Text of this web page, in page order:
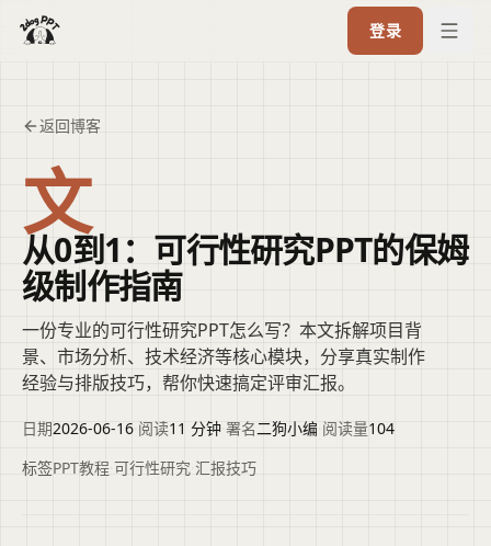
登录
返回博客
文
从0到1：可行性研究PPT的保姆
级制作指南
一份专业的可行性研究PPT怎么写？本文拆解项目背
景、市场分析、技术经济等核心模块，分享真实制作
经验与排版技巧，帮你快速搞定评审汇报。
日期2026-06-16 阅读11 分钟 署名二狗小编 阅读量104
标签PPT教程 可行性研究 汇报技巧